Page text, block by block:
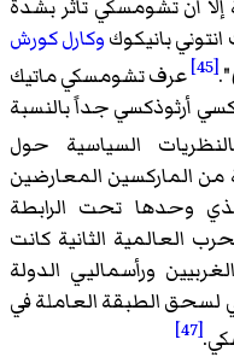
أن تشومسكي تأثر بشدة
انتوني بانيكوكوكارل كورش
".
[45]
عرف تشومسكي ماتيك
أرثوذكسي جداً بالنسبة
السياسية حول
الماركسين المعارضين
وحدها تحت الرابطة
العالمية الثانية كانت
ورأسماليي الدولة
لسحق الطبقة العاملة في
[47]